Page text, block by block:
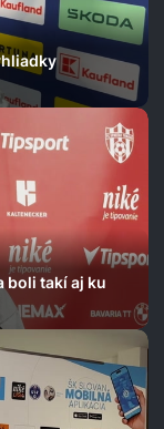
boli takí aj ku